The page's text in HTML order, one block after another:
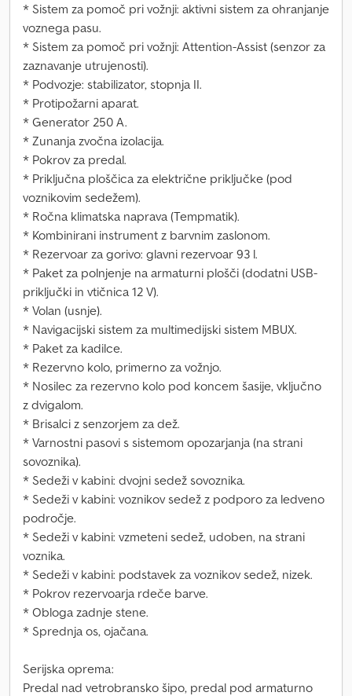
* Sistem za pomoč pri vožnji: aktivni sistem za ohranjanje
voznega pasu.
* Sistem za pomoč pri vožnji: Attention-Assist (senzor za
zaznavanje utrujenosti).
* Podvozje: stabilizator, stopnja II.
* Protipožarni aparat.
* Generator 250 A.
* Zunanja zvočna izolacija.
* Pokrov za predal.
* Priključna ploščica za električne priključke (pod
voznikovim sedežem).
* Ročna klimatska naprava (Tempmatik).
* Kombinirani instrument z barvnim zaslonom.
* Rezervoar za gorivo: glavni rezervoar 93 l.
* Paket za polnjenje na armaturni plošči (dodatni USB-
priključki in vtičnica 12 V).
* Volan (usnje).
* Navigacijski sistem za multimedijski sistem MBUX.
* Paket za kadilce.
* Rezervno kolo, primerno za vožnjo.
* Nosilec za rezervno kolo pod koncem šasije, vključno
z dvigalom.
* Brisalci z senzorjem za dež.
* Varnostni pasovi s sistemom opozarjanja (na strani
sovoznika).
* Sedeži v kabini: dvojni sedež sovoznika.
* Sedeži v kabini: voznikov sedež z podporo za ledveno
področje.
* Sedeži v kabini: vzmeteni sedež, udoben, na strani
voznika.
* Sedeži v kabini: podstavek za voznikov sedež, nizek.
* Pokrov rezervoarja rdeče barve.
* Obloga zadnje stene.
* Sprednja os, ojačana.
Serijska oprema:
Predal nad vetrobransko šipo, predal pod armaturno